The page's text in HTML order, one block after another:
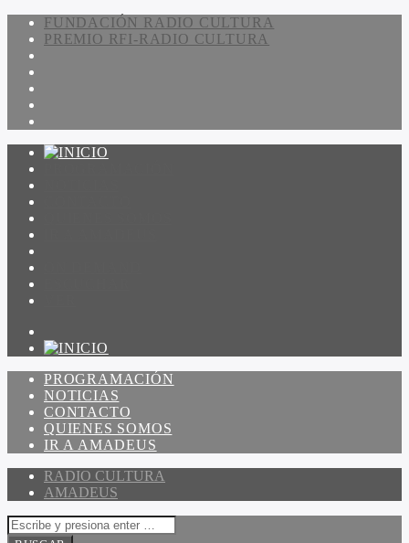
FUNDACIÓN RADIO CULTURA
PREMIO RFI-RADIO CULTURA
PROGRAMACIÓN
NOTICIAS
CONTACTO
QUIENES SOMOS
IR A AMADEUS
RADIO CULTURA
AMADEUS